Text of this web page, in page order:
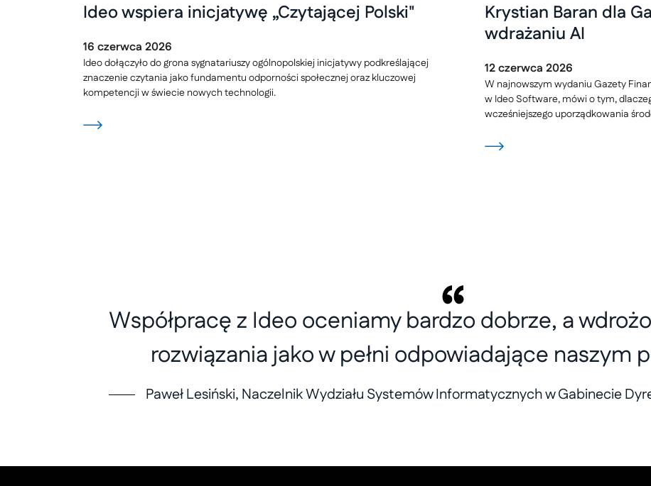
Ideo wspiera inicjatywę „Czytającej Polski"
16 czerwca 2026
Ideo dołączyło do grona sygnatariuszy ogólnopolskiej inicjatywy podkreślającej
znaczenie czytania jako fundamentu odporności społecznej oraz kluczowej
kompetencji w świecie nowych technologii.
Krystian Baran dla
wdrażaniu AI
12czerwca 2026
W najnowszym wydaniu Gazety
w Ideo Software, mówi o tym,
wcześniejszego uporządkowania
Współpracę z Ideo oceniamy bardzo dobrze, a
rozwiązania jako w pełni odpowiadające naszym
Paweł Lesiński, Naczelnik Wydziału Systemów Informatycznych w Gabinecie